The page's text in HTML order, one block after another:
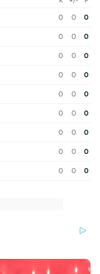
0 0 0
0 0 0
0 0 0
0 0 0
0 0 0
0 0 0
0 0 0
0 0 0
0 0 0